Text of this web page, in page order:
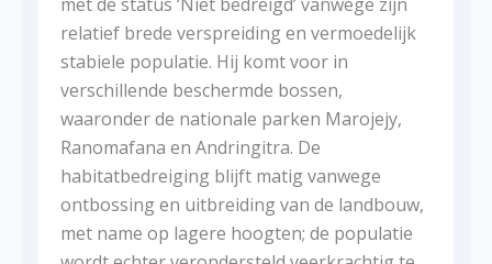
relatief brede verspreiding en vermoedelijk
stabiele populatie. Hij komt voor in
verschillende beschermde bossen,
waaronder de nationale parken Marojejy,
Ranomafana en Andringitra. De
habitatbedreiging blijft matig vanwege
ontbossing en uitbreiding van de landbouw,
met name op lagere hoogten; de populatie